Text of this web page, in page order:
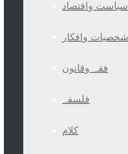
سیاست واقتصاد
شخصیات وافکار
فقہ وقانون
فلسفہ
کلام